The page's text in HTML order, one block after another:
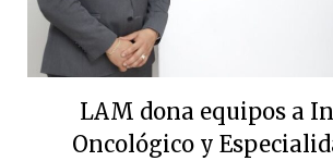
LAM dona equipos a
Oncológico y